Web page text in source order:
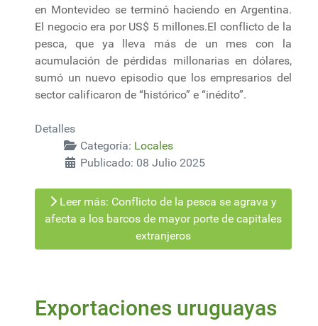
en Montevideo se terminó haciendo en Argentina.
El negocio era por US$ 5 millones.El conflicto de la
pesca, que ya lleva más de un mes con la
acumulación de pérdidas millonarias en dólares,
sumó un nuevo episodio que los empresarios del
sector calificaron de “histórico” e “inédito”.
Detalles
Categoría: Locales
Publicado: 08 Julio 2025
Leer más: Conflicto de la pesca se agrava y
afecta a los barcos de mayor porte de capitales
extranjeros
Exportaciones uruguayas